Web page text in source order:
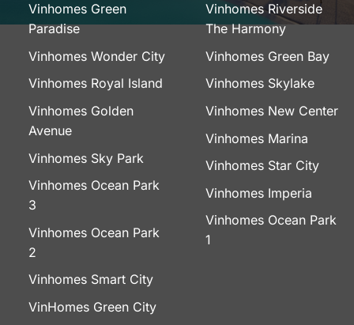
Vinhomes Green
Paradise
Vinhomes Wonder City
Vinhomes Royal Island
Vinhomes Golden
Avenue
Vinhomes Sky Park
Vinhomes Ocean Park
3
Vinhomes Ocean Park
2
Vinhomes Smart City
VinHomes Green City
Vinhomes Riverside
The Harmony
Vinhomes Green Bay
Vinhomes Skylake
Vinhomes New Center
Vinhomes Marina
Vinhomes Star City
Vinhomes Imperia
Vinhomes Ocean Park
1